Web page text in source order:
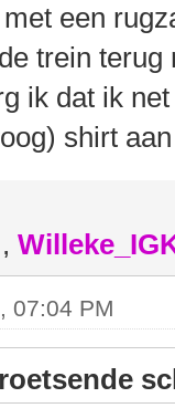
een
trein terug
ik dat ik
shirt
,
07:04 PM